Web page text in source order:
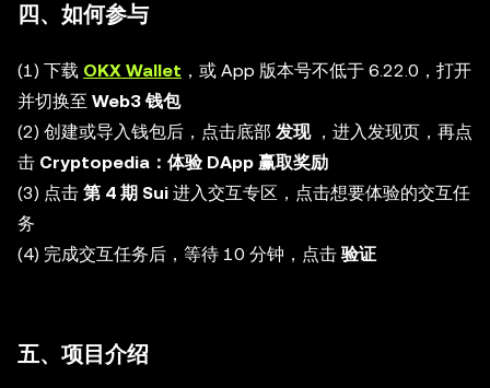
四、如何参与
(1) 下载 OKX Wallet ，或 App 版本号不低于 6.22.0，打开
并切换至 Web3 钱包
(2) 创建或导入钱包后，点击底部 发现，进入发现页，再点
击 Cryptopedia：体验 DApp 赢取奖励
(3) 点击 第 4 期 Sui 进入交互专区，点击想要体验的交互任
务
(4) 完成交互任务后，等待 10 分钟，点击 验证
五、项目介绍